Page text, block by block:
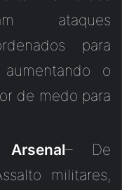
ataques
para
o
de medo para
– De
militares,